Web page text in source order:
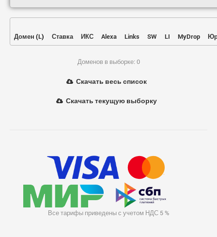
Домен (L) Ставка ИКС Alexa Links SW LI MyDrop
Доменов в выборке: 0
Скачать весь список
Скачать текущую выборку
Все тарифы приведены с учетом НДС 5 %